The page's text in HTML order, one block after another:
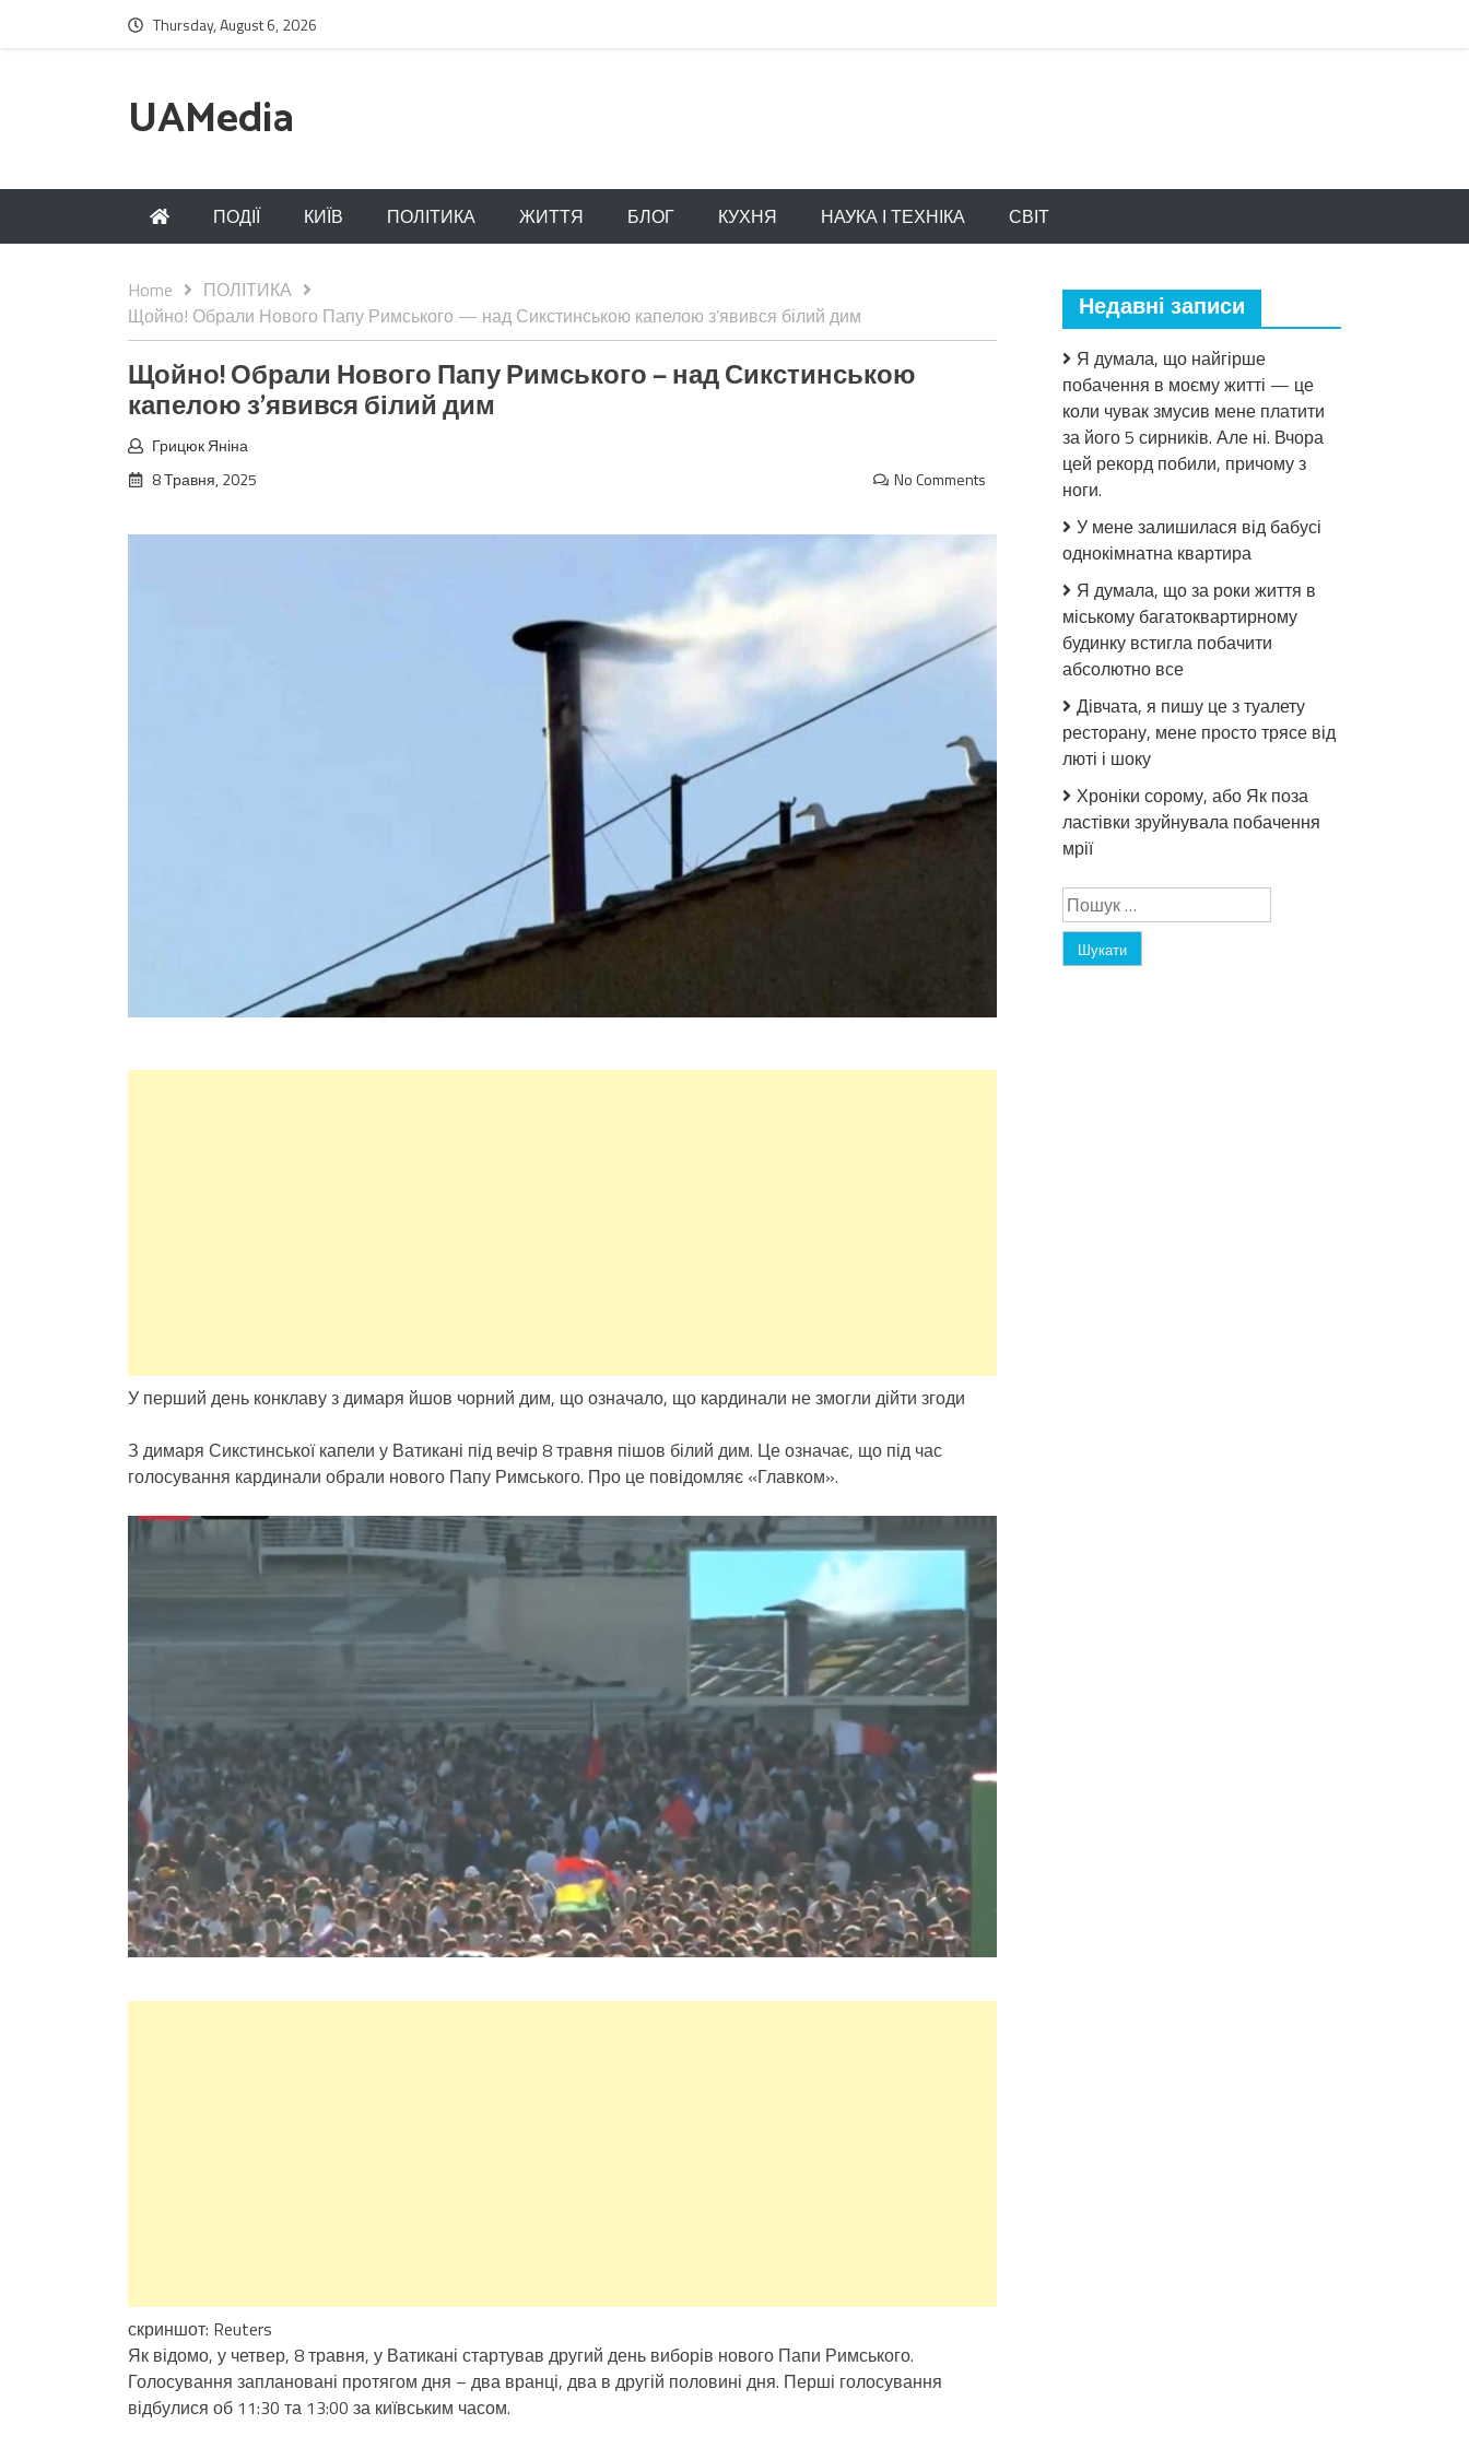
Thursday, August 6, 2026
UAMedia
ПОДІЇ КИЇВ ПОЛІТИКА ЖИТТЯ БЛОГ КУХНЯ НАУКА І ТЕХНІКА СВІТ
Home
ПОЛІТИКА
Щойно! Обрали Нового Папу Римського — над Сикстинською капелою з’явився білий дим
Щойно! Обрали Нового Папу Римського — над Сикстинською
капелою з’явився білий дим
Грицюк Яніна
8 Травня, 2025
No Comments
У перший день конклаву з димаря йшов чорний дим, що означало, що кардинали не змогли дійти згоди
З димаря Сикстинської капели у Ватикані під вечір 8 травня пішов білий дим. Це означає, що під час
голосування кардинали обрали нового Папу Римського. Про це повідомляє «Главком».
скриншот: Reuters
Як відомо, у четвер, 8 травня, у Ватикані стартував другий день виборів нового Папи Римського.
Голосування заплановані протягом дня – два вранці, два в другій половині дня. Перші голосування
відбулися об 11:30 та 13:00 за київським часом.
Недавні записи
Я думала, що найгірше
побачення в моєму житті — це
коли чувак змусив мене платити
за його 5 сирників. Але ні. Вчора
цей рекорд побили, причому з
ноги.
У мене залишилася від бабусі
однокімнатна квартира
Я думала, що за роки життя в
міському багатоквартирному
будинку встигла побачити
абсолютно все
Дівчата, я пишу це з туалету
ресторану, мене просто трясе від
люті і шоку
Хроніки сорому, або Як поза
ластівки зруйнувала побачення
мрії
Пошук: